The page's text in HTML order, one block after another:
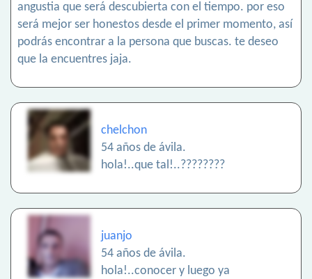
angustia que será descubierta con el tiempo. por eso
será mejor ser honestos desde el primer momento, así
podrás encontrar a la persona que buscas. te deseo
que la encuentres jaja.
chelchon
54 años de ávila.
hola!..que tal!..????????
juanjo
54 años de ávila.
hola!..conocer y luego ya